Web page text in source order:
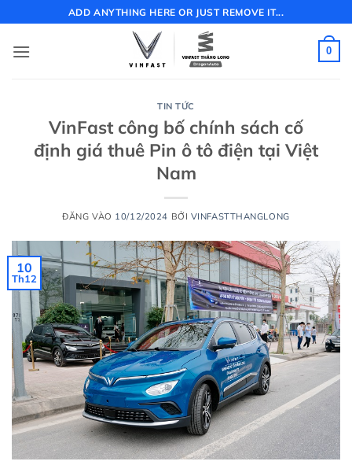
qua
nội
ADD ANYTHING HERE OR JUST REMOVE IT...
0
TIN TỨC
VinFast công bố chính sách cố
định giá thuê Pin ô tô điện tại Việt
Nam
ĐĂNG VÀO 10/12/2024 BỞI VINFASTTHANGLONG
10
Th12